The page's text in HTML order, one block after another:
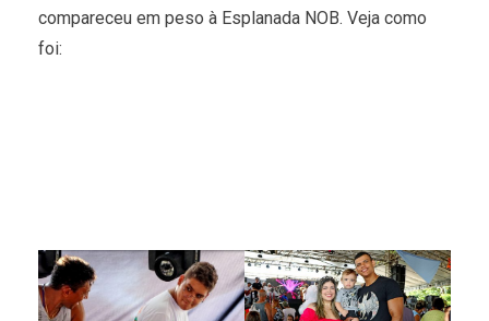
compareceu em peso à Esplanada NOB. Veja como
foi: